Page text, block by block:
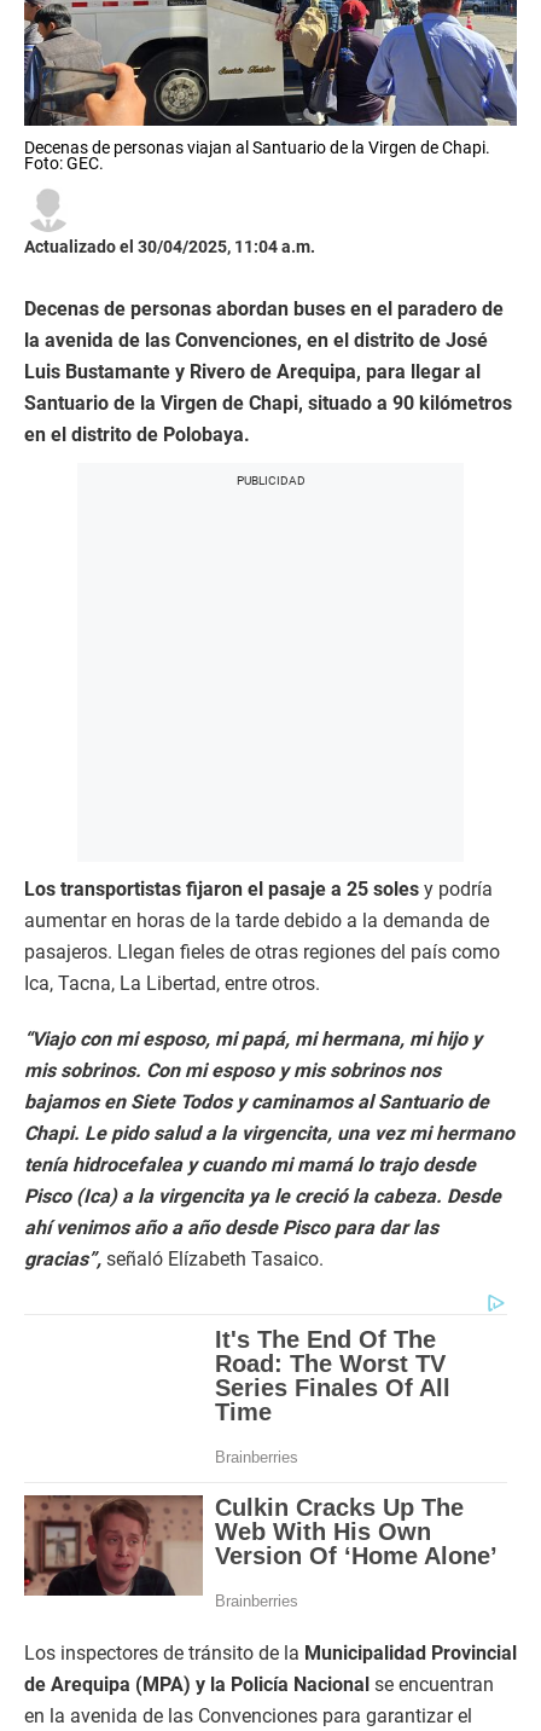
Decenas de personas viajan al Santuario de la Virgen de Chapi.
Foto: GEC.
Actualizado el 30/04/2025, 11:04 a.m.
Decenas de personas abordan buses en el paradero de
la avenida de las Convenciones, en el distrito de José
Luis Bustamante y Rivero de Arequipa, para llegar al
Santuario de la Virgen de Chapi, situado a 90 kilómetros
en el distrito de Polobaya.
Los transportistas fijaron el pasaje a 25 soles y podría
aumentar en horas de la tarde debido a la demanda de
pasajeros. Llegan fieles de otras regiones del país como
Ica, Tacna, La Libertad, entre otros.
“Viajo con mi esposo, mi papá, mi hermana, mi hijo y
mis sobrinos. Con mi esposo y mis sobrinos nos
bajamos en Siete Todos y caminamos al Santuario de
Chapi. Le pido salud a la virgencita, una vez mi hermano
tenía hidrocefalea y cuando mi mamá lo trajo desde
Pisco (Ica) a la virgencita ya le creció la cabeza. Desde
ahí venimos año a año desde Pisco para dar las
gracias”, señaló Elízabeth Tasaico.
Los inspectores de tránsito de la Municipalidad Provincial
de Arequipa (MPA) y la Policía Nacional se encuentran
en la avenida de las Convenciones para garantizar el